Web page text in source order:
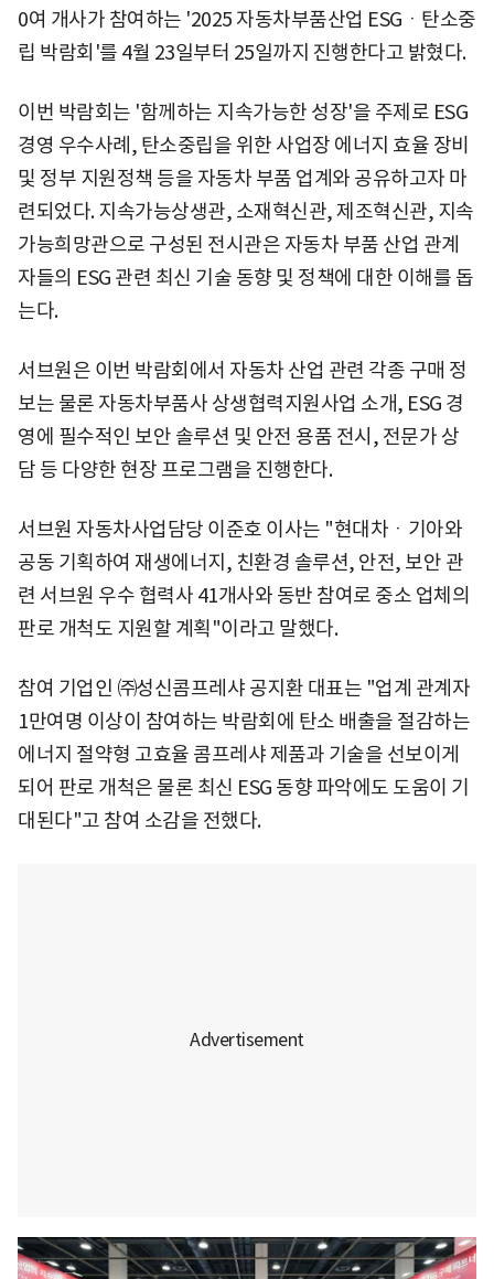
0여 개사가 참여하는 '2025 자동차부품산업 ESGㆍ탄소중
립 박람회'를 4월 23일부터 25일까지 진행한다고 밝혔다.
이번 박람회는 '함께하는 지속가능한 성장'을 주제로 ESG
경영 우수사례, 탄소중립을 위한 사업장 에너지 효율 장비
및 정부 지원정책 등을 자동차 부품 업계와 공유하고자 마
련되었다. 지속가능상생관, 소재혁신관, 제조혁신관, 지속
가능희망관으로 구성된 전시관은 자동차 부품 산업 관계
자들의 ESG 관련 최신 기술 동향 및 정책에 대한 이해를 돕
는다.
서브원은 이번 박람회에서 자동차 산업 관련 각종 구매 정
보는 물론 자동차부품사 상생협력지원사업 소개, ESG 경
영에 필수적인 보안 솔루션 및 안전 용품 전시, 전문가 상
담 등 다양한 현장 프로그램을 진행한다.
서브원 자동차사업담당 이준호 이사는 "현대차ㆍ기아와
공동 기획하여 재생에너지, 친환경 솔루션, 안전, 보안 관
련 서브원 우수 협력사 41개사와 동반 참여로 중소 업체의
판로 개척도 지원할 계획"이라고 말했다.
참여 기업인 ㈜성신콤프레샤 공지환 대표는 "업계 관계자
1만여명 이상이 참여하는 박람회에 탄소 배출을 절감하는
에너지 절약형 고효율 콤프레샤 제품과 기술을 선보이게
되어 판로 개척은 물론 최신 ESG 동향 파악에도 도움이 기
대된다"고 참여 소감을 전했다.